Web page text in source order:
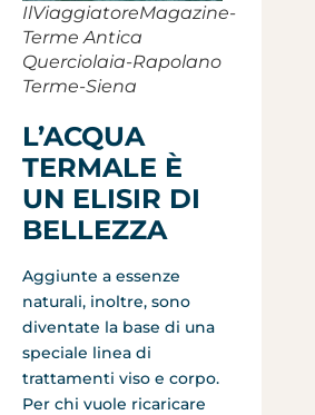
IlViaggiatoreMagazine-
Terme Antica
Querciolaia-Rapolano
Terme-Siena
L’ACQUA
TERMALE È
UN ELISIR DI
BELLEZZA
Aggiunte a essenze
naturali, inoltre, sono
diventate la base di una
speciale linea di
trattamenti viso e corpo.
Per chi vuole ricaricare